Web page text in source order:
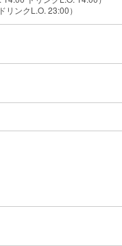
ンクL.O. 23:00）